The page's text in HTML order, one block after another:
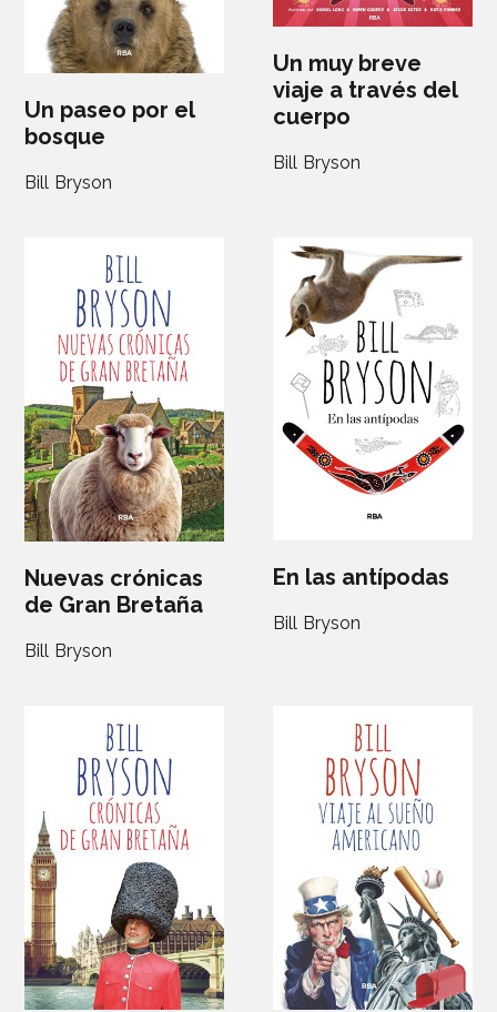
Un paseo por el
bosque
Bill Bryson
Un muy breve
viaje a través del
cuerpo
Bill Bryson
Nuevas crónicas
de Gran Bretaña
Bill Bryson
En las antípodas
Bill Bryson